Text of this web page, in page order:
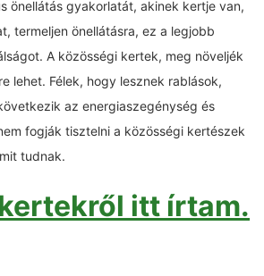
önellátás gyakorlatát, akinek kertje van,
termeljen önellátásra, ez a legjobb
A közösségi kertek, meg növeljék
lehet. Félek, hogy lesznek rablások,
az energiaszegénység és
fogják tisztelni a közösségi kertészek
tudnak.
itt írtam.